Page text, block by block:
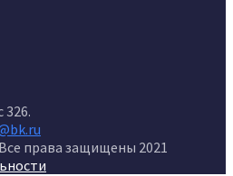
326.
права защищены 2021